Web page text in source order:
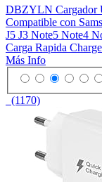
DBZYLN Cargador
Compatible con
J5 J3 Note5 Note4
Carga Rapida
Más Info
(1170)